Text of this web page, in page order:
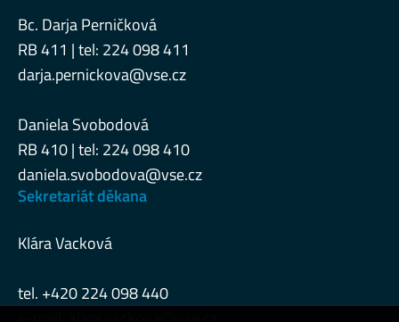
Bc. Darja Perničková
RB 411 | tel: 224 098 411
darja.pernickova@vse.cz
Daniela Svobodová
RB 410 | tel: 224 098 410
daniela.svobodova@vse.cz
Sekretariát děkana
Klára Vacková
tel. +420 224 098 440